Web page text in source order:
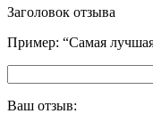
Заголовок отзыва
Пример: “Самая
Ваш отзыв: